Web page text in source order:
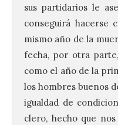
sus partidarios le
conseguirá
mismo año de la
fecha, por otra
como el año de la
los hombres buenos
igualdad de
clero, hecho que
El
Bañeza
Festival One
una cita con la
los 80 y 90 para
agosto en la
6 Ago 2026